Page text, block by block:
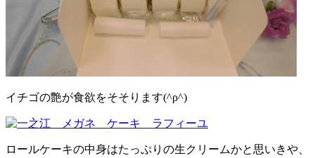
イチゴの艶が食欲をそそります(^ρ^)
ロールケーキの中身はたっぷりの生クリームかと思いきや、